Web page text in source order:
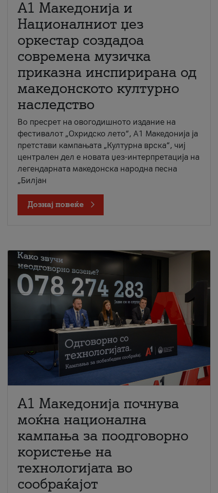
А1 Македонија и
Националниот џез
оркестар создадоа
современа музичка
приказна инспирирана од
македонското културно
наследство
Во пресрет на овогодишното издание на
фестивалот „Охридско лето“, А1 Македонија ја
претстави кампањата „Културна врска“, чиј
централен дел е новата џез-интерпретација на
легендарната македонска народна песна
„Билјан
Дознај повеќе
A1 Македонија почнува
моќна национална
кампања за поодговорно
користење на
технологијата во
сообраќајот